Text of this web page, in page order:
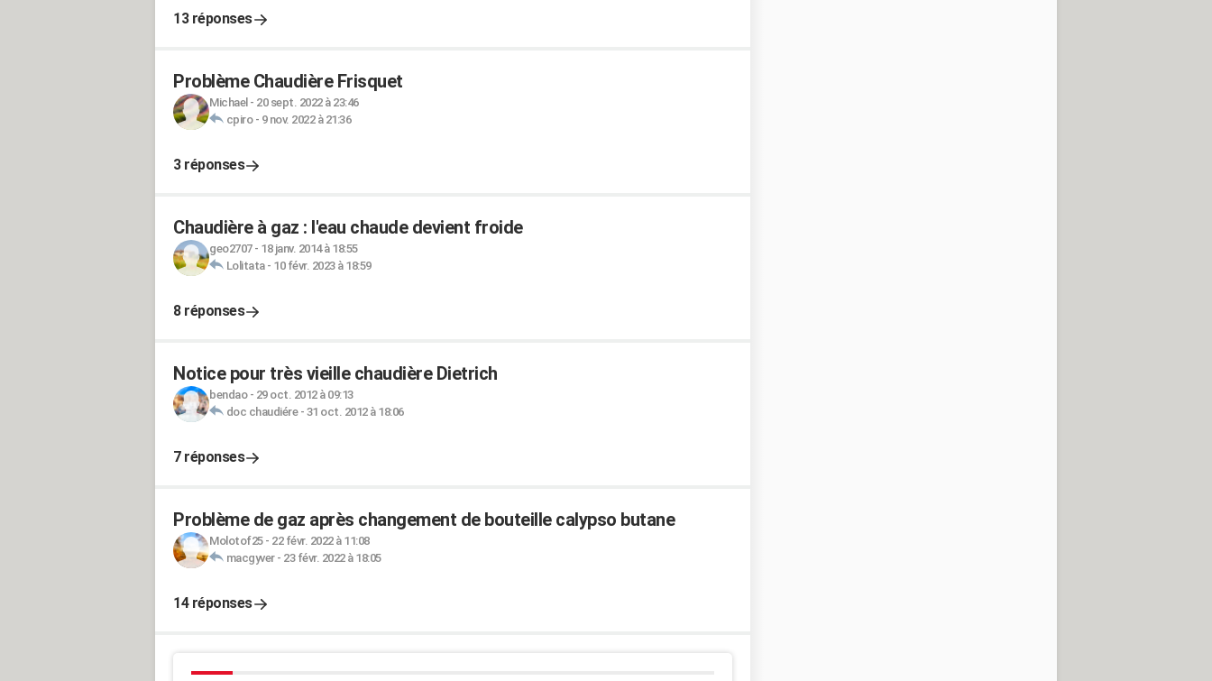
13 réponses
Problème Chaudière Frisquet
Michael - 20 sept. 2022 à 23:46
cpiro- 9 nov. 2022 à 21:36
3 réponses
Chaudière à gaz : l'eau chaude devient froide
geo2707- 18 janv. 2014 à 18:55
Lolitata- 10 févr. 2023 à 18:59
8 réponses
Notice pour très vieille chaudière Dietrich
bendao- 29 oct. 2012 à 09:13
doc chaudiére- 31 oct. 2012 à 18:06
7 réponses
Problème de gaz après changement de bouteille calypso butane
Molotof25- 22 févr. 2022 à 11:08
macgyver- 23 févr. 2022 à 18:05
14 réponses